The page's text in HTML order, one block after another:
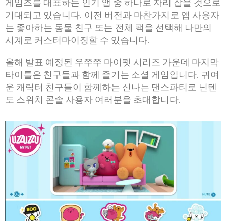
기대되고 있습니다. 이전 버전과 마찬가지로 앱 사용자
는 좋아하는 동물 친구 또는 전체 팩을 선택해 나만의
시계로 커스터마이징할 수 있습니다.
올해 발표 예정된 우쭈쭈 마이펫 시리즈 가운데 마지막
타이틀은 친구들과 함께 즐기는 소셜 게임입니다. 귀여
운 캐릭터 친구들이 함께하는 신나는 댄스파티로 닌텐
도 스위치 콘솔 사용자 여러분을 초대합니다.